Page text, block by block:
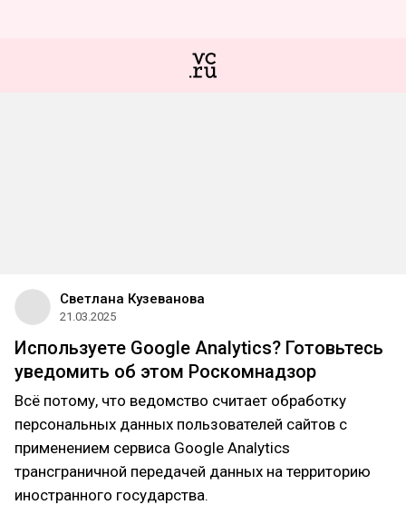
Светлана Кузеванова
21.03.2025
Используете Google Analytics? Готовьтесь
уведомить об этом Роскомнадзор
Всё потому, что ведомство считает обработку
персональных данных пользователей сайтов с
применением сервиса Google Analytics
трансграничной передачей данных на территорию
иностранного государства.